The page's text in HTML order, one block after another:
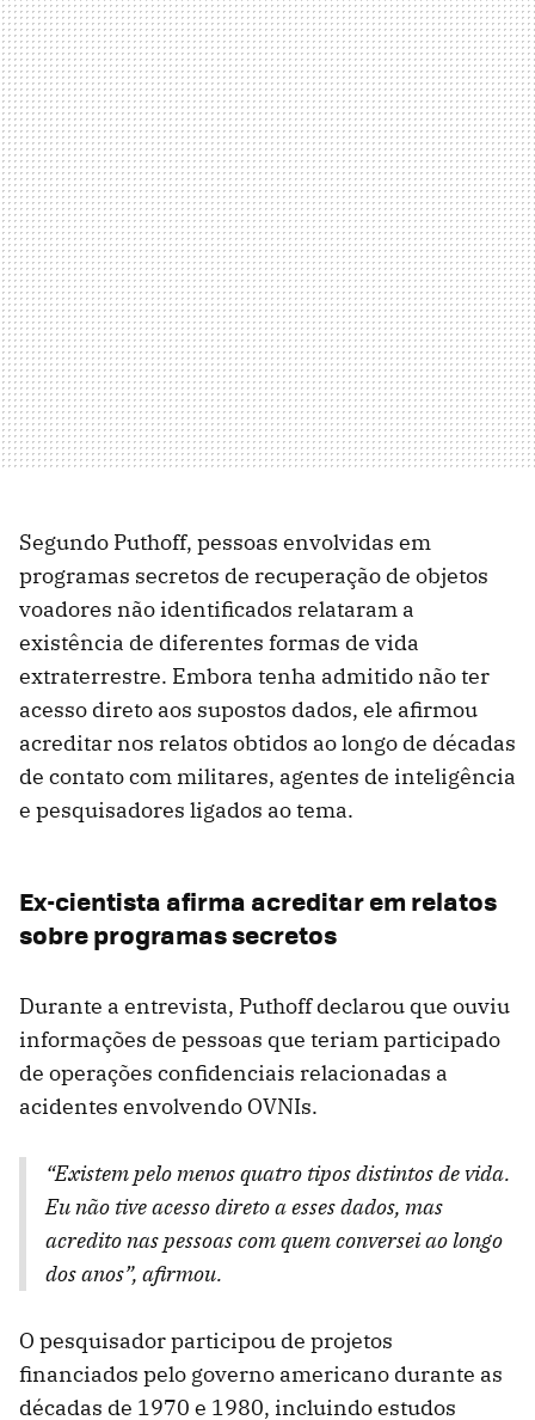
Segundo Puthoff, pessoas envolvidas em
programas secretos de recuperação de objetos
voadores não identificados relataram a
existência de diferentes formas de vida
extraterrestre. Embora tenha admitido não ter
acesso direto aos supostos dados, ele afirmou
acreditar nos relatos obtidos ao longo de décadas
de contato com militares, agentes de inteligência
e pesquisadores ligados ao tema.
Ex-cientista afirma acreditar em relatos
sobre programas secretos
Durante a entrevista, Puthoff declarou que ouviu
informações de pessoas que teriam participado
de operações confidenciais relacionadas a
acidentes envolvendo OVNIs.
“Existem pelo menos quatro tipos distintos de vida.
Eu não tive acesso direto a esses dados, mas
acredito nas pessoas com quem conversei ao longo
dos anos”, afirmou.
O pesquisador participou de projetos
financiados pelo governo americano durante as
décadas de 1970 e 1980, incluindo estudos